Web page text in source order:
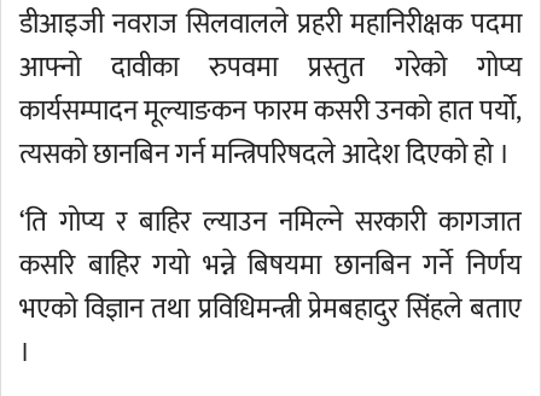
डीआइजी नवराज सिलवालले प्रहरी महानिरीक्षक पदमा
आफ्नो दावीका रुपवमा प्रस्तुत गरेको गोप्य
कार्यसम्पादन मूल्याङकन फारम कसरी उनको हात पर्यो,
त्यसको छानबिन गर्न मन्त्रिपरिषदले आदेश दिएको हो ।
‘ति गोप्य र बाहिर ल्याउन नमिल्ने सरकारी कागजात
कसरि बाहिर गयो भन्ने बिषयमा छानबिन गर्ने निर्णय
भएको विज्ञान तथा प्रविधिमन्त्री प्रेमबहादुर सिंहले बताए
।